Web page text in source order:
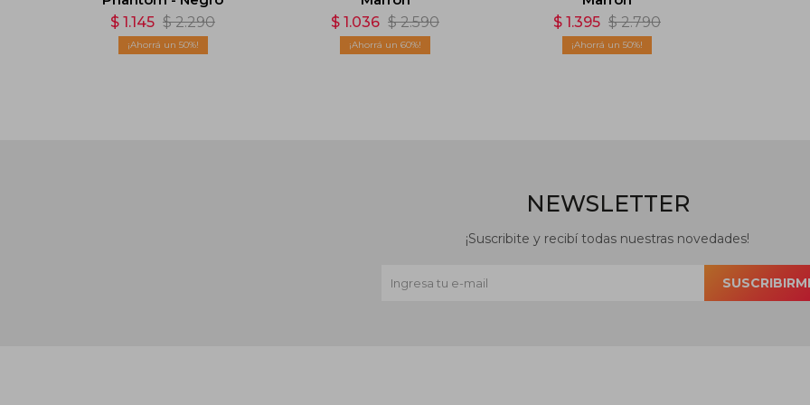
$ 1.145 $ 2.290
50
$ 1.036 $ 2.590
60
$ 1.395 $ 2.790
50
NEWSLETTER
¡Suscribite y recibí todas nuestras novedades!